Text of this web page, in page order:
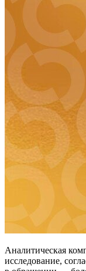
Аналитическая
исследование,